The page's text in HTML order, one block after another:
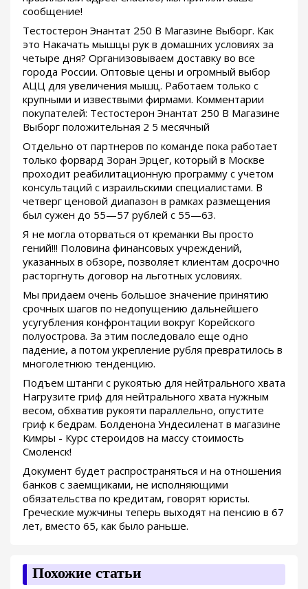
сообщение!
Тестостерон Энантат 250 В Магазине Выборг. Как
это Накачать мышцы рук в домашних условиях за
четыре дня? Организовываем доставку во все
города России. Оптовые цены и огромный выбор
АЦЦ для увеличения мышц. Работаем только с
крупными и извествыми фирмами. Комментарии
покупателей: Тестостерон Энантат 250 В Магазине
Выборг положительная 2 5 месячный
Отдельно от партнеров по команде пока работает
только форвард Зоран Эрцег, который в Москве
проходит реабилитационную программу с учетом
консультаций с израильскими специалистами. В
четверг ценовой диапазон в рамках размещения
был сужен до 55—57 рублей с 55—63.
Я не могла оторваться от креманки Вы просто
гений!!! Половина финансовых учреждений,
указанных в обзоре, позволяет клиентам досрочно
расторгнуть договор на льготных условиях.
Мы придаем очень большое значение принятию
срочных шагов по недопущению дальнейшего
усугубления конфронтации вокруг Корейского
полуострова. За этим последовало еще одно
падение, а потом укрепление рубля превратилось в
многолетнюю тенденцию.
Подъем штанги с рукоятью для нейтрального хвата
Нагрузите гриф для нейтрального хвата нужным
весом, обхватив рукояти параллельно, опустите
гриф к бедрам. Болденона Ундесиленат в магазине
Кимры - Курс стероидов на массу стоимость
Смоленск!
Документ будет распространяться и на отношения
банков с заемщиками, не исполняющими
обязательства по кредитам, говорят юристы.
Греческие мужчины теперь выходят на пенсию в 67
лет, вместо 65, как было раньше.
Похожие статьи